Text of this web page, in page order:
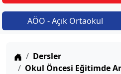
AÖO - Açık Ortaokul
Anasayfa
Dersler
Okul Öncesi Eğitimde